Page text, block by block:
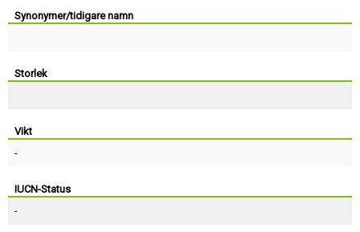
Synonymer/tidigare namn
Storlek
Vikt
-
IUCN-Status
-